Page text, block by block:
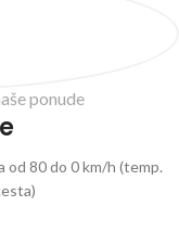
ponude
od 80 do 0 km/h (temp.